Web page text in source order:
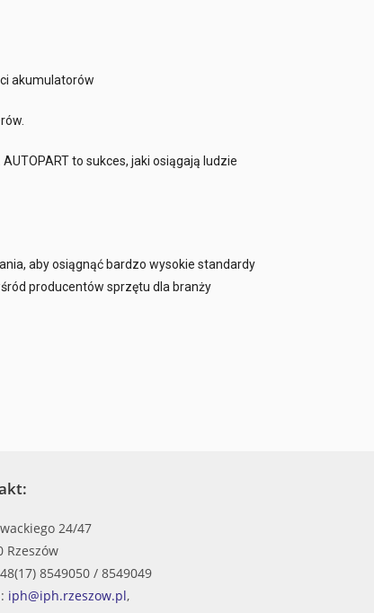
akumulatorów
to sukces, jaki osiągają ludzie
aby osiągnąć bardzo wysokie standardy
producentów sprzętu dla branży
24/47
Rzeszów
8549050 / 8549049
iph@iph.rzeszow.pl,